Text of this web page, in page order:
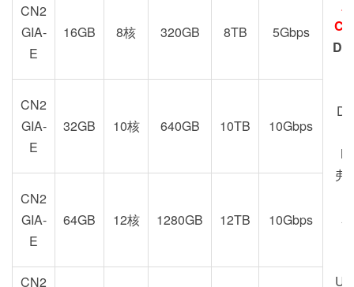
弗
CN2
GIA-
E
16GB 8核 320GB 8TB 5Gbps
CN2
GIA-
E
32GB 10核 640GB 10TB 10Gbps
CN2
GIA-
E
64GB 12核 1280GB 12TB 10Gbps
CN2